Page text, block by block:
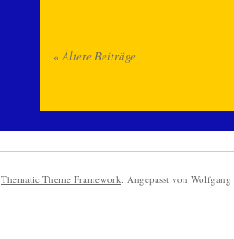
«Ältere Beiträge
Thematic Theme Framework. Angepasst von